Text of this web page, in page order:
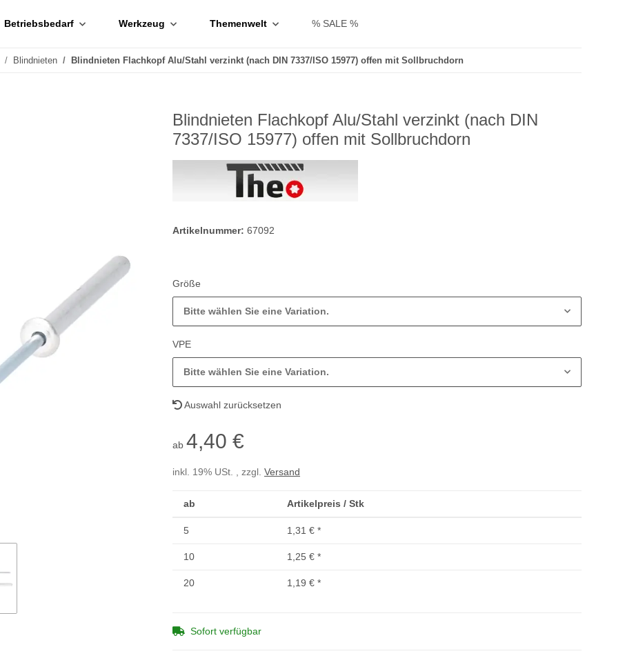
Betriebsbedarf Werkzeug Themenwelt % SALE %
Blindnieten Blindnieten Flachkopf Alu/Stahl verzinkt (nach DIN 7337/ISO 15977) offen mit Sollbruchdorn
Blindnieten Flachkopf Alu/Stahl verzinkt (nach DIN
7337/ISO 15977) offen mit Sollbruchdorn
Artikelnummer: 67092
Größe
Bitte wählen Sie eine Variation.
VPE
Bitte wählen Sie eine Variation.
Auswahl zurücksetzen
ab 4,40 €
inkl. 19% USt. , zzgl. Versand
ab Artikelpreis / Stk
5 1,31 € *
10 1,25 € *
20 1,19 € *
Sofort verfügbar